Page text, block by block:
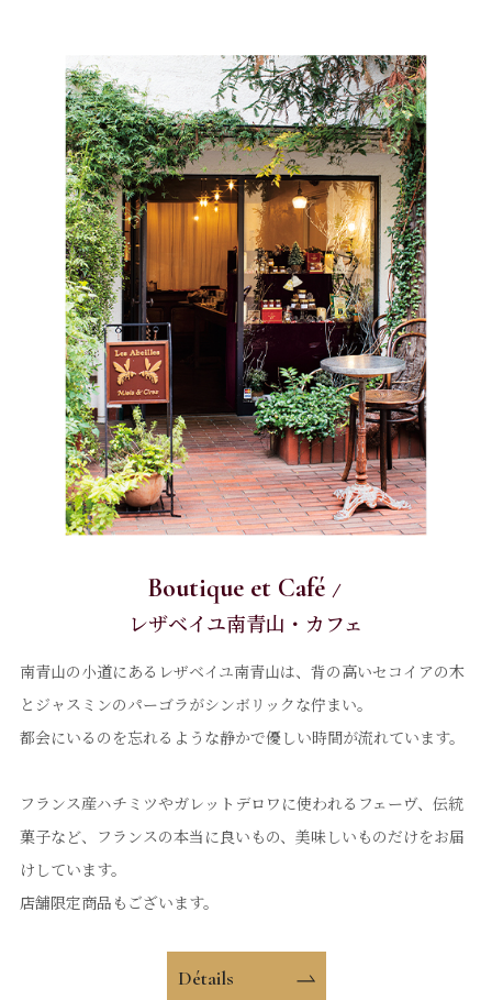
Boutique et Café
レザベイユ南青山・カフェ
南青山の小道にあるレザベイユ南青山は、 背の高いセコイアの木
とジャスミンのパーゴラがシンボリックな佇まい。
都会にいるのを忘れるような静かで優しい時間が流れています。
フランス産ハチミツやガレットデロワに使われるフェーヴ、伝統
菓子など、フランスの本当に良いもの、美味しいものだけをお届
けしています。
店舗限定商品もございます。
Détails